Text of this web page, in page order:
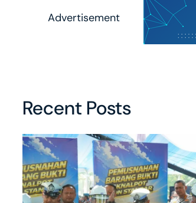
Advertisement
Recent Posts